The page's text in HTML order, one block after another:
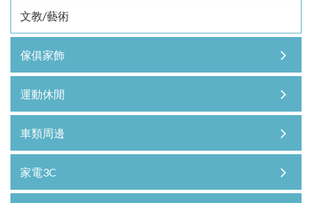
文教/藝術
傢俱家飾
運動休閒
車類周邊
家電3C